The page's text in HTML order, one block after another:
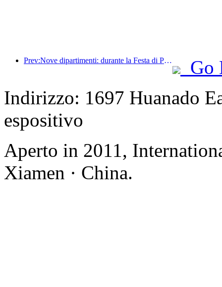
Prev:Nove dipartimenti: durante la Festa di Primavera, le catene alberghiere e le case vacanze boutique offriranno misure preferenziali.
Go
Indirizzo: 1697 Huanado
espositivo
Aperto in 2011,
Xiamen · China.